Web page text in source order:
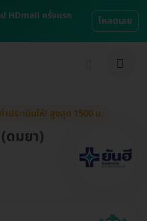
HDmall ครั้งแรก
โหลดเลย
ประเมินให้! สูงสุด 1500 บ.
มยา)